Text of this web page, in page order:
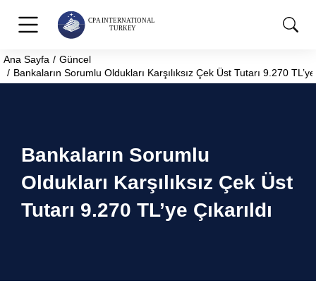
You are here:
Ana Sayfa
Güncel
Bankaların Sorumlu Oldukları Karşılıksız Çek Üst Tutarı 9.270 TL’ye
Bankaların Sorumlu
Oldukları Karşılıksız Çek Üst
Tutarı 9.270 TL’ye Çıkarıldı